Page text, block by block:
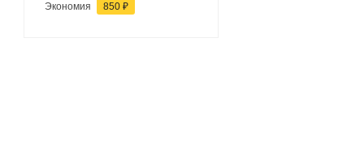
Экономия 850 ₽